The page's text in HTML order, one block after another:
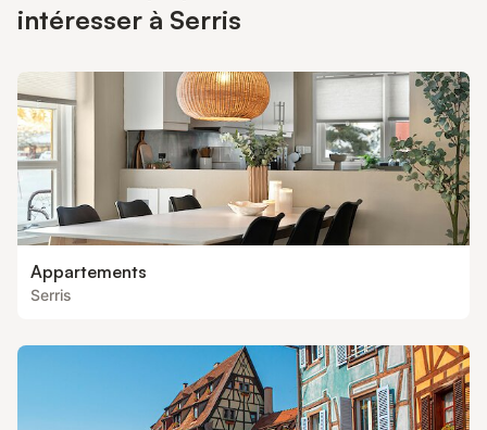
intéresser à Serris
Appartements
Serris